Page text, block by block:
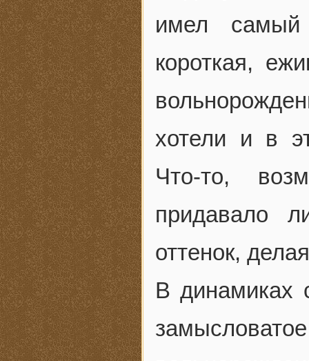
имел
короткая,
хотели и в
Что-то,
придавало
оттенок,
В динамиках